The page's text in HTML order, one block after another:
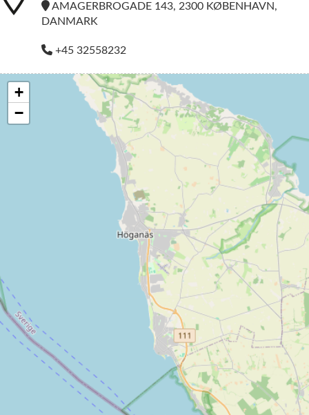
AMAGERBROGADE 143, 2300 KØBENHAVN,
DANMARK
+45 32558232
+
−